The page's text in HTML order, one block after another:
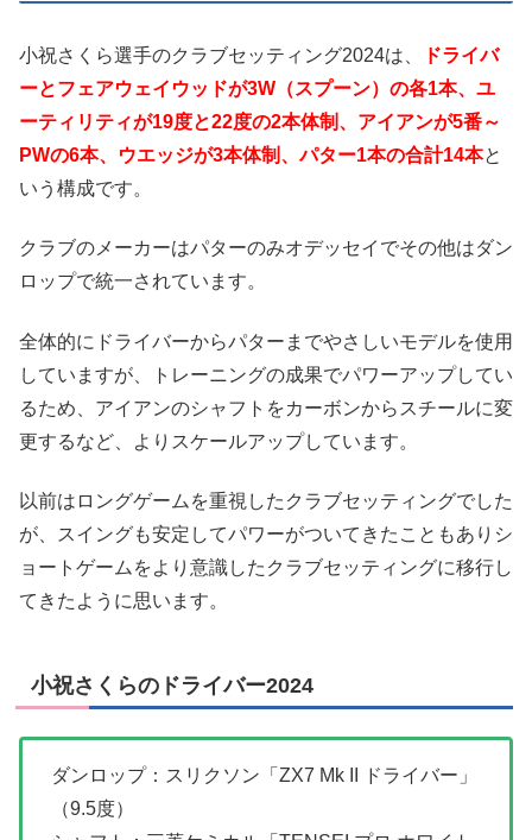
小祝さくら選手のクラブセッティング2024は、
ドライバ
ーとフェアウェイウッドが3W（スプーン）の各1本、ユ
ーティリティが19度と22度の2本体制、アイアンが5番～
PWの6本、ウエッジが3本体制、パター1本の合計14本と
いう構成です。
クラブのメーカーはパターのみオデッセイでその他はダン
ロップで統一されています。
全体的にドライバーからパターまでやさしいモデルを使用
していますが、トレーニングの成果でパワーアップしてい
るため、アイアンのシャフトをカーボンからスチールに変
更するなど、よりスケールアップしています。
以前はロングゲームを重視したクラブセッティングでした
が、スイングも安定してパワーがついてきたこともありシ
ョートゲームをより意識したクラブセッティングに移行し
てきたように思います。
小祝さくらのドライバー2024
ダンロップ：スリクソン「ZX7 Mk II ドライバー」
（9.5度）